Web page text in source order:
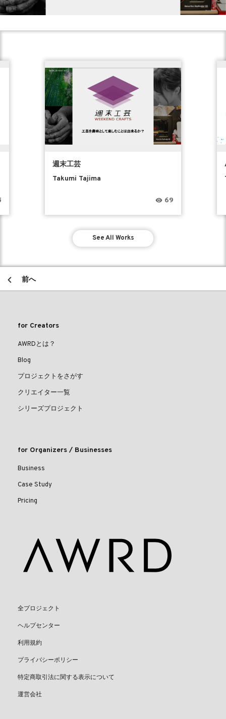
週末工芸
Takumi Tajima
69
See All Works
前へ
for Creators
AWRDとは？
Blog
プロジェクトをさがす
クリエイター一覧
シリーズプロジェクト
for Organizers / Businesses
Business
Case Study
Pricing
全プロジェクト
ヘルプセンター
利用規約
プライバシーポリシー
特定商取引法に関する表示について
運営会社